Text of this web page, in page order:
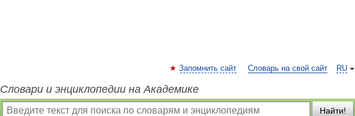
RU
Запомнить сайт Словарь на свой сайт
Словари и энциклопедии на Академике
Найти!